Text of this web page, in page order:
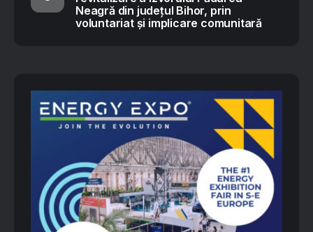
Neagră din județul Bihor, prin
voluntariat și implicare comunitară